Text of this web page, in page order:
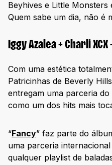
Beyhives e Little
Quem sabe um dia, não é
Iggy Azalea + Charli XCX
Com uma estética
Patricinhas de Beverly
entregam uma parceria
como um dos hits mais
“Fancy” faz parte do
uma parceria
qualquer playlist de